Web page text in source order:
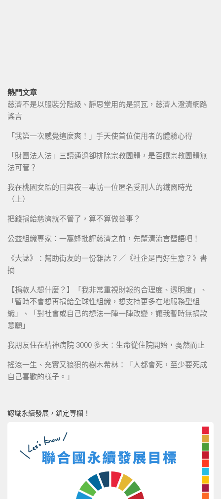
熱門文章
慈濟不是以服裝分階級、靜思堂用的是銅瓦，慈濟人澄清網路
謠言
「我第一次感覺這麼爽！」手天使首位使用者的體驗心得
「財團法人法」三讀通過卻排除宗教團體，是否讓宗教團體無
法可管？
我在桃園女監的日與夜－專訪一位匿名受刑人的鐵窗時光
（上）
把錢捐給慈濟就不管了，算不算做善事？
公益組織專家：一窩蜂批評慈濟之前，先釐清流言蜚語吧！
《大誌》：幫助街友的一份雜誌？／《社企是門好生意？》書
摘
【捐款人想什麼？】「我非常重視財報的合理度、透明度」、
「暫時不會想再捐給全球性組織，想支持更多在地服務型組
織」、「對社會或自己的想法一陣一陣改變，讓我暫時無捐款
意願」
我朋友住在精神病院 3000 多天：生命從住院開始，戞然而止
搖滾一生、充實又狼狽的樹木希林：「人都會死，至少要死成
自己喜歡的樣子。」
認識永續發展，鎖定專欄！